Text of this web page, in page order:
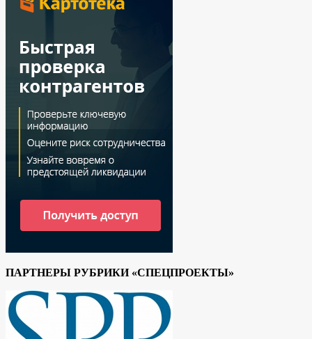
ПАРТНЕРЫ РУБРИКИ «СПЕЦПРОЕКТЫ»